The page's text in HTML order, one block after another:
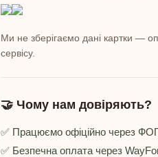
Ми не зберігаємо дані картки —
сервісу.
🤝 Чому нам довіряють?
✅ Працюємо офіційно через
✅ Безпечна оплата через